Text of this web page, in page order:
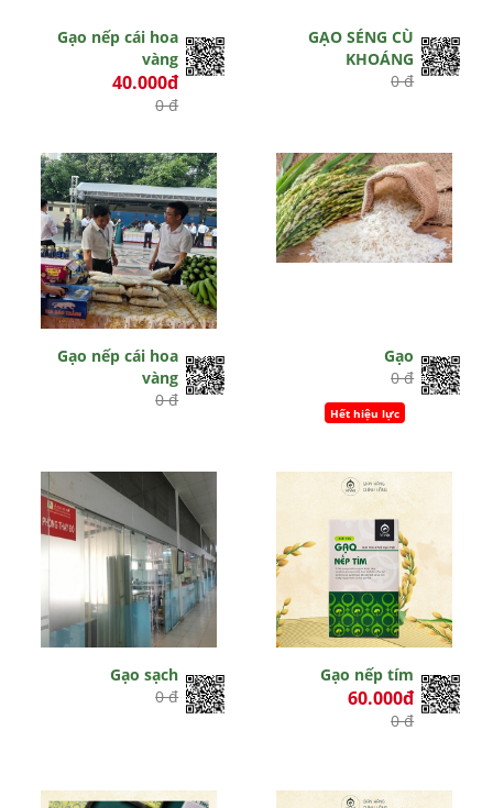
Gạo nếp cái hoa
vàng
40.000đ
0 đ
GẠO SÉNG CÙ
KHOÁNG
0 đ
Gạo nếp cái hoa
vàng
0 đ
Gạo
0 đ
Hết hiệu lực
Gạo sạch
0 đ
Gạo nếp tím
60.000đ
0 đ